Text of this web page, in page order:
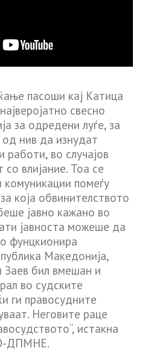
пасоши кај Катица
свесно
за одредени луѓе, за
нив да изнудат
работи, во случајов
влијание. Тоа се
помеѓу
која обвинителството
јавно кажано во
јавноста можеше да
фунцкионира
Македонија,
бил вмешан и
во судските
ги правосудните
Неговите раце
истакна
ДПМНЕ.